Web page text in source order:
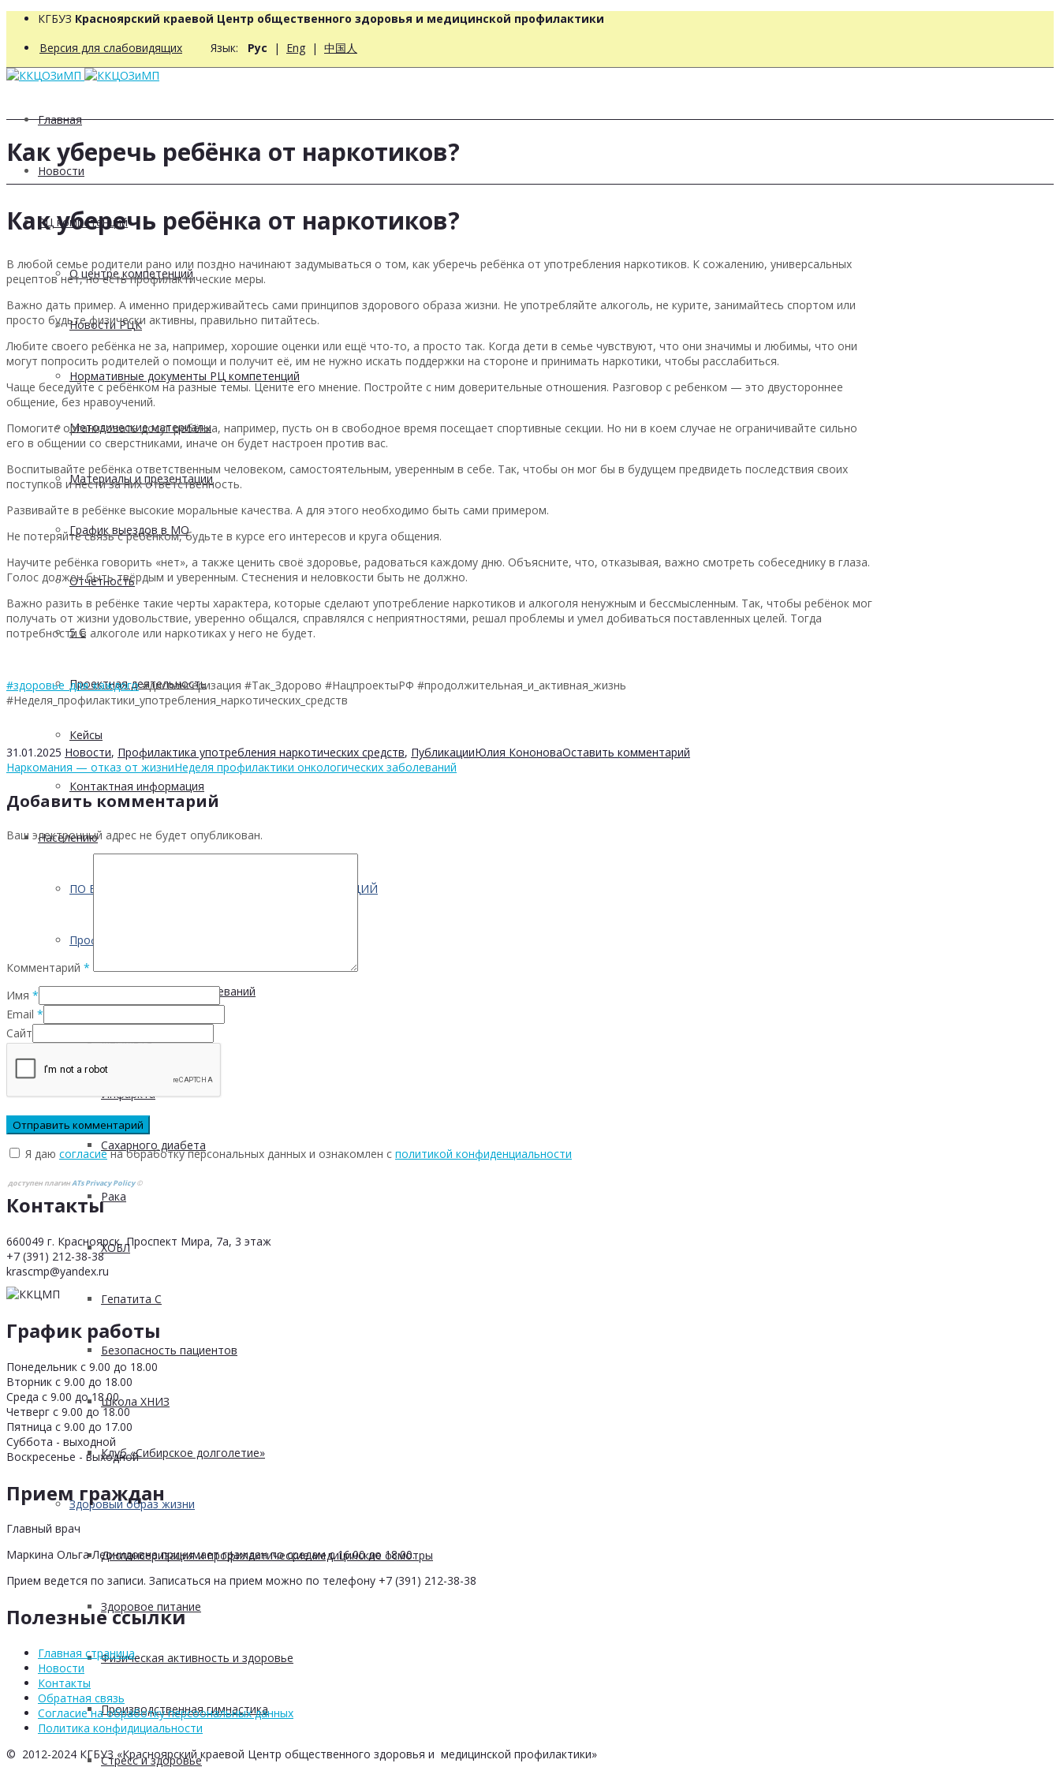
КГБУЗ Красноярский краевой Центр общественного здоровья и медицинской профилактики
Версия для слабовидящих Язык: Рус | Eng | 中国人
Главная
Новости
РЦ компетенций
О центре компетенций
Новости РЦК
Нормативные документы РЦ компетенций
Методические материалы
Материалы и презентации
График выездов в МО
Отчетность
5 С
Проектная деятельность
Кейсы
Контактная информация
Населению
ПО ВОПРОСАМ ПРЕОДОЛЕНИЯ КРИЗИСНЫХ СИТУАЦИЙ
Профилактика
Инфекционных заболеваний
Инсульта
Инфаркта
Сахарного диабета
Рака
ХОБЛ
Гепатита С
Безопасность пациентов
Школа ХНИЗ
Клуб «Сибирское долголетие»
Здоровый образ жизни
Диспансеризация и профилактические медицинские осмотры
Здоровое питание
Физическая активность и здоровье
Производственная гимнастика
Стресс и здоровье
Как уберечь ребёнка от наркотиков?
Как уберечь ребёнка от наркотиков?
В любой семье родители рано или поздно начинают задумываться о том, как уберечь ребёнка от употребления наркотиков. К сожалению, универсальных
рецептов нет, но есть профилактические меры.
Важно дать пример. А именно придерживайтесь сами принципов здорового образа жизни. Не употребляйте алкоголь, не курите, занимайтесь спортом или
просто будьте физически активны, правильно питайтесь.
Любите своего ребёнка не за, например, хорошие оценки или ещё что-то, а просто так. Когда дети в семье чувствуют, что они значимы и любимы, что они
могут попросить родителей о помощи и получит её, им не нужно искать поддержки на стороне и принимать наркотики, чтобы расслабиться.
Чаще беседуйте с ребёнком на разные темы. Цените его мнение. Постройте с ним доверительные отношения. Разговор с ребенком — это двустороннее
общение, без нравоучений.
Помогите организовать досуг ребёнка, например, пусть он в свободное время посещает спортивные секции. Но ни в коем случае не ограничивайте сильно
его в общении со сверстниками, иначе он будет настроен против вас.
Воспитывайте ребёнка ответственным человеком, самостоятельным, уверенным в себе. Так, чтобы он мог бы в будущем предвидеть последствия своих
поступков и нести за них ответственность.
Развивайте в ребёнке высокие моральные качества. А для этого необходимо быть сами примером.
Не потеряйте связь с ребёнком, будьте в курсе его интересов и круга общения.
Научите ребёнка говорить «нет», а также ценить своё здоровье, радоваться каждому дню. Объясните, что, отказывая, важно смотреть собеседнику в глаза.
Голос должен быть твёрдым и уверенным. Стеснения и неловкости быть не должно.
Важно разить в ребёнке такие черты характера, которые сделают употребление наркотиков и алкоголя ненужным и бессмысленным. Так, чтобы ребёнок мог
получать от жизни удовольствие, уверенно общался, справлялся с неприятностями, решал проблемы и умел добиваться поставленных целей. Тогда
потребности в алкоголе или наркотиках у него не будет.
#здоровье_для_каждого#диспансеризация #Так_Здорово #НацпроектыРФ #продолжительная_и_активная_жизнь
#Неделя_профилактики_употребления_наркотических_средств
31.01.2025 Новости, Профилактика употребления наркотических средств, ПубликацииЮлия КононоваОставить комментарий
Наркомания — отказ от жизниНеделя профилактики онкологических заболеваний
Добавить комментарий
Ваш электронный адрес не будет опубликован.
Комментарий *
Имя *
Email *
Сайт
Я даю согласиена обработку персональных данных и ознакомлен с политикой конфиденциальности
доступен плагинATs Privacy Policy©
Контакты
660049 г. Красноярск, Проспект Мира, 7а, 3 этаж
+7 (391) 212-38-38
krascmp@yandex.ru
График работы
Понедельник с 9.00 до 18.00
Вторник с 9.00 до 18.00
Среда с 9.00 до 18.00
Четверг с 9.00 до 18.00
Пятница с 9.00 до 17.00
Суббота - выходной
Воскресенье - выходной
Прием граждан
Главный врач
Маркина Ольга Леонидовна принимает граждан по средам с 16.00 до 18.00.
Прием ведется по записи. Записаться на прием можно по телефону +7 (391) 212-38-38
Полезные ссылки
Главная страница
Новости
Контакты
Обратная связь
Согласие на обработку персоональных данных
Политика конфидициальности
© 2012-2024 КГБУЗ «Красноярский краевой Центр общественного здоровья и медицинской профилактики»